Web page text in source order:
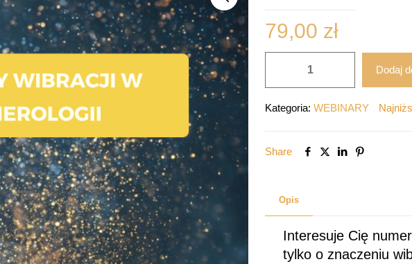
79,00 zł
Dodaj
Kategoria: WEBINARY
Share
Opis
Interesuje Cię
tylko o znaczeniu